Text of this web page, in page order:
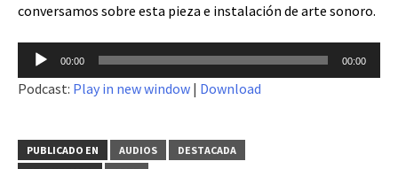
conversamos sobre esta pieza e instalación de arte sonoro.
Reproductor
audio
00:00 00:00
Podcast: Play in new window | Download
PUBLICADO EN AUDIOS
DESTACADA